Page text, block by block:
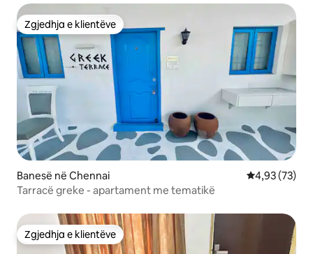
Zgjedhja e klientëve
Zgjedhja e klientëve
Banesë në Chennai Vlerësimi
4,93 (73)
Tarracë greke - apartament me tematikë
Zgjedhja e klientëve
Zgjedhja e klientëve